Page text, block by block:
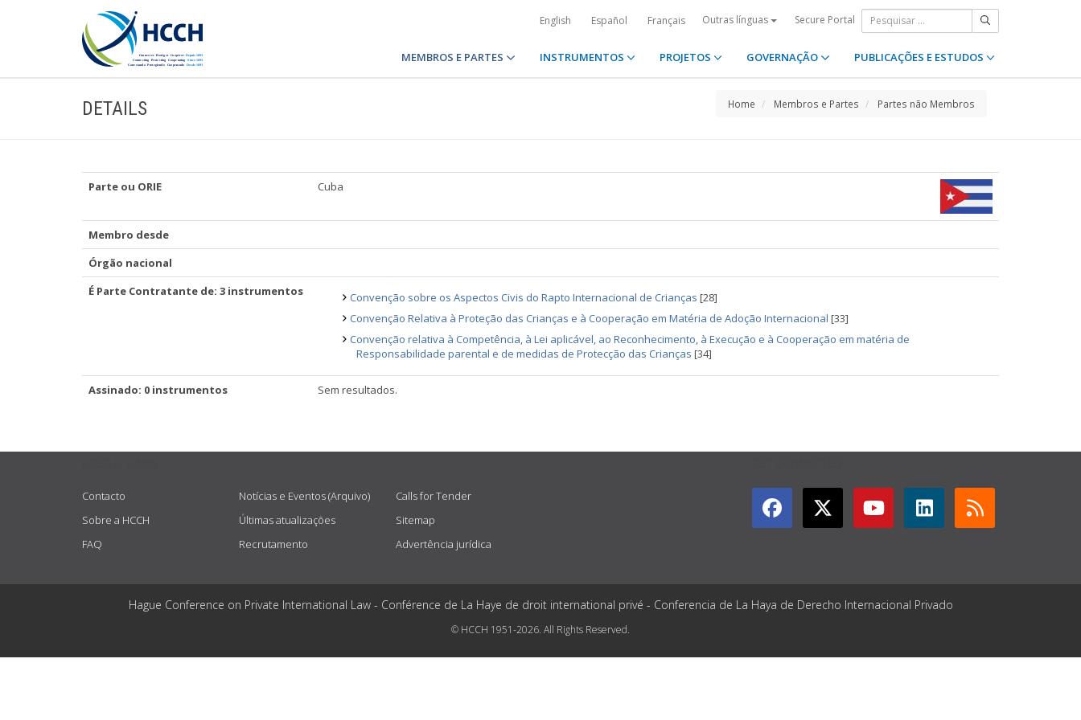
English Español Français Outras línguas Secure Portal
MEMBROS E PARTES INSTRUMENTOS PROJETOS GOVERNAÇÃO PUBLICAÇÕES E ESTUDOS
DETAILS Home Membros e Partes Partes não Membros
Parte ou ORIE Cuba
Membro desde
Órgão nacional
É Parte Contratante de: 3 instrumentos
Convenção sobre os Aspectos Civis do Rapto Internacional de Crianças [28]
Convenção Relativa à Proteção das Crianças e à Cooperação em Matéria de Adoção Internacional [33]
Convenção relativa à Competência, à Lei aplicável, ao Reconhecimento, à Execução e à Cooperação em matéria de
Responsabilidade parental e de medidas de Protecção das Crianças [34]
Assinado: 0 instrumentos Sem resultados.
Contacto
Sobre a HCCH
FAQ
Notícias e Eventos (Arquivo)
Últimas atualizações
Recrutamento
Calls for Tender
Sitemap
Advertência jurídica
Hague Conference on Private International Law - Conférence de La Haye de droit international privé - Conferencia de La Haya de Derecho Internacional Privado
© HCCH 1951-2026. All Rights Reserved.